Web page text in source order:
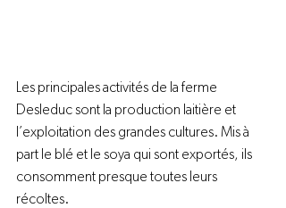
Les principales activités de la ferme
Desleduc sont la production laitière et
l’exploitation des grandes cultures. Mis à
part le blé et le soya qui sont exportés, ils
consomment presque toutes leurs
récoltes.